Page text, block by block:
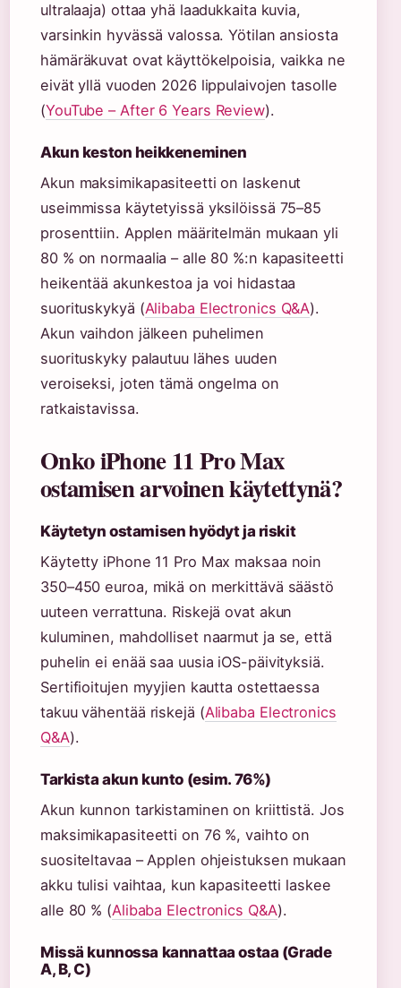
ultralaaja) ottaa yhä laadukkaita kuvia,
varsinkin hyvässä valossa. Yötilan ansiosta
hämäräkuvat ovat käyttökelpoisia, vaikka ne
eivät yllä vuoden 2026 lippulaivojen tasolle
(YouTube – After 6 Years Review).
Akun keston heikkeneminen
Akun maksimikapasiteetti on laskenut
useimmissa käytetyissä yksilöissä 75–85
prosenttiin. Applen määritelmän mukaan yli
80 % on normaalia – alle 80 %:n kapasiteetti
heikentää akunkestoa ja voi hidastaa
suorituskykyä (Alibaba Electronics Q&A).
Akun vaihdon jälkeen puhelimen
suorituskyky palautuu lähes uuden
veroiseksi, joten tämä ongelma on
ratkaistavissa.
Onko iPhone 11 Pro Max
ostamisen arvoinen käytettynä?
Käytetyn ostamisen hyödyt ja riskit
Käytetty iPhone 11 Pro Max maksaa noin
350–450 euroa, mikä on merkittävä säästö
uuteen verrattuna. Riskejä ovat akun
kuluminen, mahdolliset naarmut ja se, että
puhelin ei enää saa uusia iOS-päivityksiä.
Sertifioitujen myyjien kautta ostettaessa
takuu vähentää riskejä (Alibaba Electronics
Q&A).
Tarkista akun kunto (esim. 76%)
Akun kunnon tarkistaminen on kriittistä. Jos
maksimikapasiteetti on 76 %, vaihto on
suositeltavaa – Applen ohjeistuksen mukaan
akku tulisi vaihtaa, kun kapasiteetti laskee
alle 80 % (Alibaba Electronics Q&A).
Missä kunnossa kannattaa ostaa (Grade
A, B, C)